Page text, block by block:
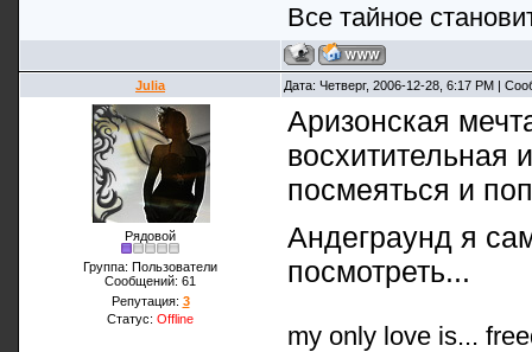
Все тайное
Julia Дата: Четверг, 2006-12-28, 6:17 PM |
Рядовой
Группа: Пользователи
Сообщений: 61
Репутация: 3
Статус: Offline
Аризонская
восхитительная
посмеяться и
Андеграунд я
посмотреть...
my only love is...